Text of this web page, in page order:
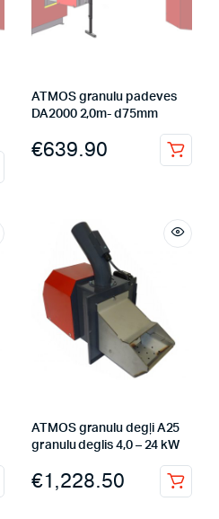
ATMOS granulu padeves
DA2000 2,0m- d75mm
€639.90
ATMOS granulu degļi A25
granulu deglis 4,0 – 24 kW
€1,228.50